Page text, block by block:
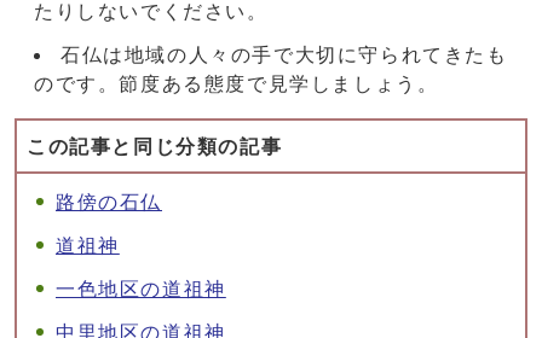
たりしないでください。
石仏は地域の人々の手で大切に守られてきたも
のです。節度ある態度で見学しましょう。
この記事と同じ分類の記事
路傍の石仏
道祖神
一色地区の道祖神
中里地区の道祖神